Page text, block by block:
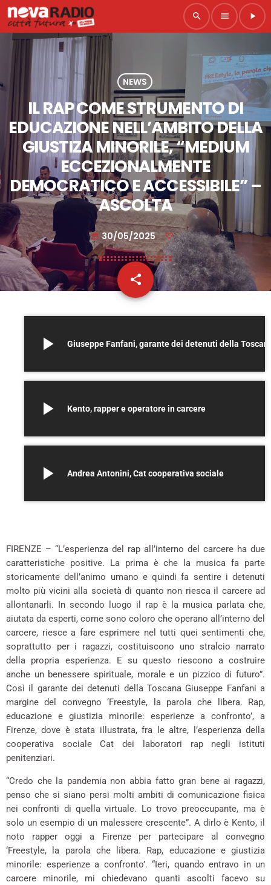
search menu play_arrow
NEWS
IL RAP COME STRUMENTO DI
EDUCAZIONE NELL’AMBITO DELLA
GIUSTIZA MINORILE, “MEDIUM
ECCEZIONALMENTE
DEMOCRATICO E ACCESSIBILE” –
ASCOLTA
today 30/05/2025
share
email
play_arrow Giuseppe Fanfani, garante dei detenuti della
play_arrow Kento, rapper e operatore in carcere
play_arrow Andrea Antonini, Cat cooperativa sociale
FIRENZE – “L’esperienza del rap all’interno del carcere ha due
caratteristiche positive. La prima è che la musica fa parte
storicamente dell’animo umano e quindi fa sentire i detenuti
molto più vicini alla società di quanto non riesca il carcere ad
allontanarli. In secondo luogo il rap è la musica parlata che,
aiutata da esperti, come sono coloro che operano all’interno del
carcere, riesce a fare esprimere nel tutti quei sentimenti che,
soprattutto per i ragazzi, costituiscono uno stralcio narrato
della propria esperienza. E su questo riescono a costruire
anche un benessere spirituale, morale e un pizzico di futuro”.
Così il garante dei detenuti della Toscana Giuseppe Fanfani a
margine del convegno ‘Freestyle, la parola che libera. Rap,
educazione e giustizia minorile: esperienze a confronto’, a
Firenze, dove è stata illustrata, fra le altre, l’esperienza della
cooperativa sociale Cat dei laboratori rap negli istituti
penitenziari.
“Credo che la pandemia non abbia fatto gran bene ai ragazzi,
penso che si siano persi molti ambiti di comunicazione fisica
nei confronti di quella virtuale. Lo trovo preoccupante, ma è
solo un esempio di un malessere crescente”. A dirlo è Kento, il
noto rapper oggi a Firenze per partecipare al convegno
‘Freestyle, la parola che libera. Rap, educazione e giustizia
minorile: esperienze a confronto’. “Ieri, quando entravo in un
carcere minorile, mi chiedevano quanti ascolti facevo su